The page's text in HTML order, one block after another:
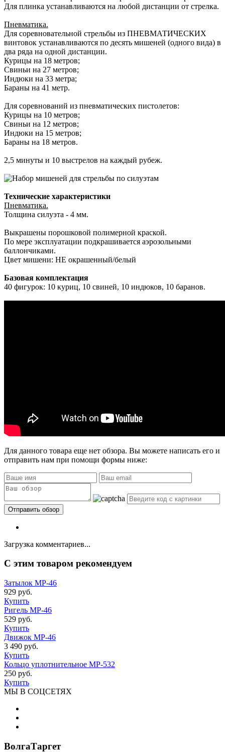
Для плинка устанавливаются на любой дистанции от стрелка.
Пневматика.
Для соревновательной стрельбы из ПНЕВМАТИЧЕСКИХ
винтовок устанавливаются по десять мишеней (одного вида) в
два ряда на одной дистанции.
Курицы на 18 метров;
Свиньи на 27 метров;
Индюки на 33 метра;
Бараны на 41 метр.
Для соревнований из пневматических пистолетов:
Курицы на 10 метров;
Свиньи на 12 метров;
Индюки на 15 метров;
Бараны на 18 метров.
2,5 минуты и 10 выстрелов на каждый рубеж.
Технические характеристики
Пневматика.
Толщина силуэта - 4 мм.
Выкрашены порошковой полимерной краской.
По мере эксплуатации подкрашивается аэрозольными
баллончиками.
Цвет мишени: НЕ окрашенный/белый
Базовая комплектация
40 фигурок: 10 куриц, 10 свиней, 10 индюков, 10 баранов.
Для данного товара еще нет обзора. Вы можете написать его и
отправить нам при помощи формы ниже:
Загрузка комментариев...
C этим товаром рекомендуем
Затылок МР-46
929 руб.
Купить
Ригель МР-46
529 руб.
Купить
Движок МР-46
3 490 руб.
Купить
Кольцо уплотнительное МР-532
250 руб.
Купить
МЫ В СОЦСЕТЯХ
ВолгаТаргет